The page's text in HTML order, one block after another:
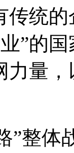
统
”的
力量
”整体